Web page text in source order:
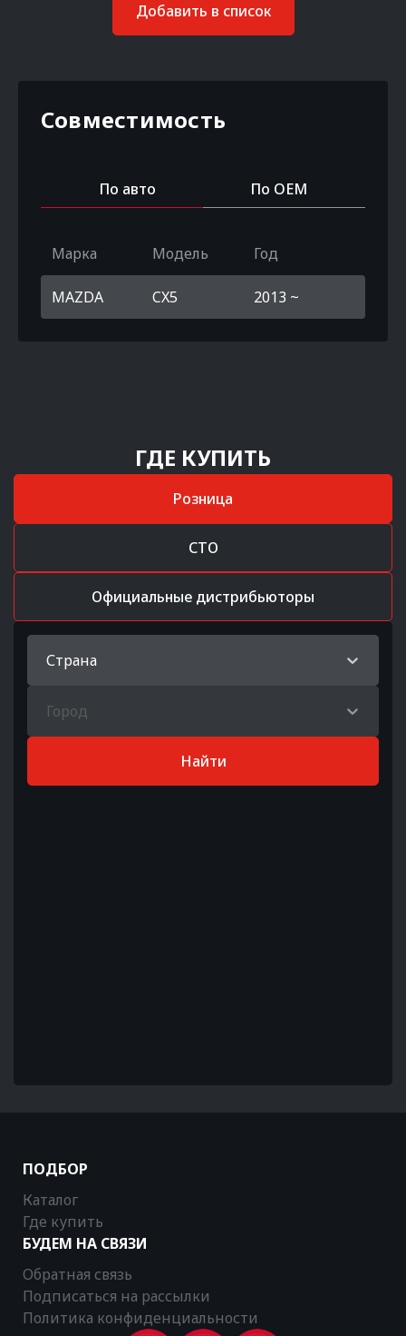
Добавить в список
Совместимость
По авто По OEM
Марка Модель Год
MAZDA CX5 2013 ~
ГДЕ КУПИТЬ
Розница
СТО
Официальные дистрибьюторы
Страна
Город
Найти
ПОДБОР
Каталог
Где купить
БУДЕМ НА СВЯЗИ
Обратная связь
Подписаться на рассылки
Политика конфиденциальности